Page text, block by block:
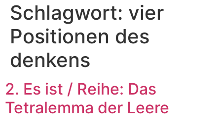
Schlagwort: vier
Positionen des
denkens
2. Es ist / Reihe: Das
Tetralemma der Leere